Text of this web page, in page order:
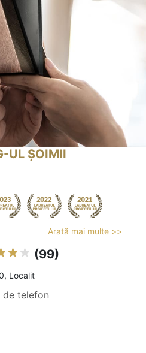
UL ȘOIMII
Arată mai multe >>
(99)
Localit
de telefon